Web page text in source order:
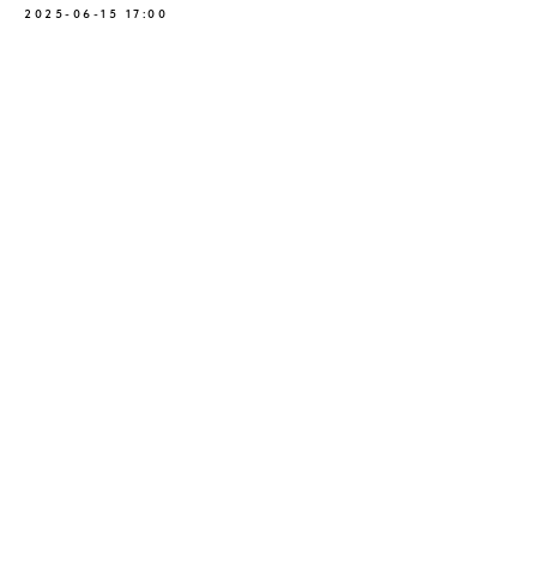
2025-06-15 17:00